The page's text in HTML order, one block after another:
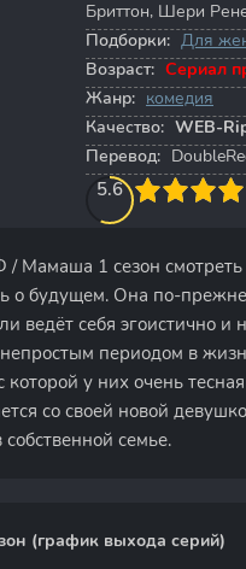
Бриттон, Шери
Подборки: Для
Возраст: Сериал
Жанр: комедия
Качество: WEB-
Перевод:
5.6
4 5 6 7 8 9
1 сезон смотреть
о будущем. Она по-
ведёт себя эгоистично и
непростым периодом в
которой у них очень
со своей новой
семье.
(график выхода серий)